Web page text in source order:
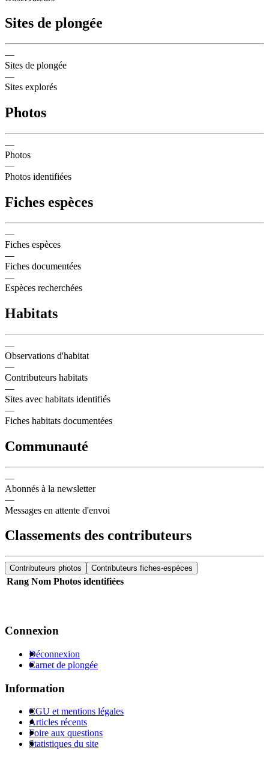
Sites de plongée
—
Sites de plongée
—
Sites explorés
Photos
—
Photos
—
Photos identifiées
Fiches espèces
—
Fiches espèces
—
Fiches documentées
—
Espèces recherchées
Habitats
—
Observations d'habitat
—
Contributeurs habitats
—
Sites avec habitats identifiés
—
Fiches habitats documentées
Communauté
—
Abonnés à la newsletter
—
Messages en attente d'envoi
Classements des contributeurs
Contributeurs photos Contributeurs fiches-espèces
Rang Nom Photos identifiées
Connexion
Déconnexion
Carnet de plongée
Information
CGU et mentions légales
Articles récents
Foire aux questions
Statistiques du site